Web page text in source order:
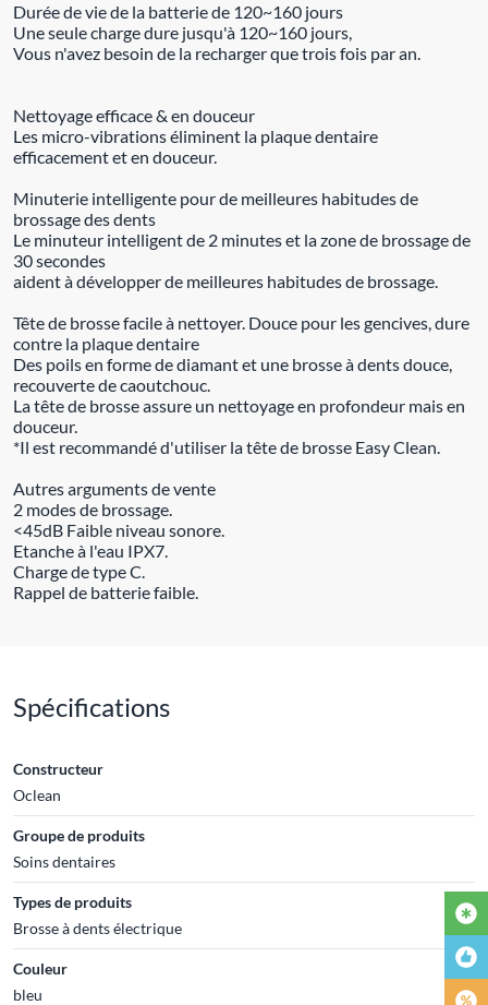
Durée de vie de la batterie de 120~160 jours
Une seule charge dure jusqu'à 120~160 jours,
Vous n'avez besoin de la recharger que trois fois par an.
Nettoyage efficace & en douceur
Les micro-vibrations éliminent la plaque dentaire
efficacement et en douceur.
Minuterie intelligente pour de meilleures habitudes de
brossage des dents
Le minuteur intelligent de 2 minutes et la zone de brossage de
30 secondes
aident à développer de meilleures habitudes de brossage.
Tête de brosse facile à nettoyer. Douce pour les gencives, dure
contre la plaque dentaire
Des poils en forme de diamant et une brosse à dents douce,
recouverte de caoutchouc.
La tête de brosse assure un nettoyage en profondeur mais en
douceur.
*Il est recommandé d'utiliser la tête de brosse Easy Clean.
Autres arguments de vente
2 modes de brossage.
<45dB Faible niveau sonore.
Etanche à l'eau IPX7.
Charge de type C.
Rappel de batterie faible.
Spécifications
Constructeur
Oclean
Groupe de produits
Soins dentaires
Types de produits
Brosse à dents électrique
Couleur
bleu